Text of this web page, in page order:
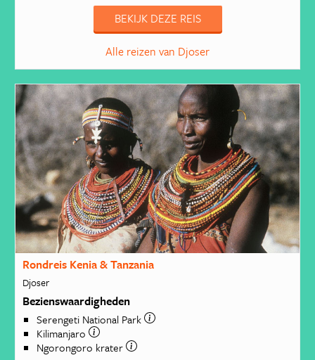
BEKIJK DEZE REIS
Alle reizen van Djoser
Rondreis Kenia & Tanzania
Djoser
Bezienswaardigheden
Serengeti National Park
Kilimanjaro
Ngorongoro krater